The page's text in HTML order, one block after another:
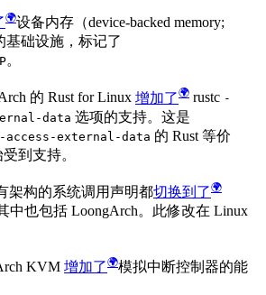
设备内存（device-backed memory;
基础设施，标记了
。
的 Rust for Linux 增加了 rustc -
data 选项的支持。这是
external-data 的 Rust 等价
到支持。
架构的系统调用声明都切换到了
中也包括 LoongArch。此修改在 Linux
KVM 增加了
模拟中断控制器的能